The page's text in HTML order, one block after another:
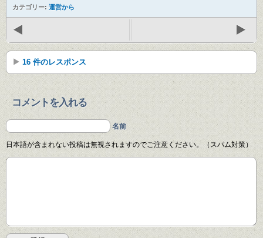
カテゴリー: 運営から
16 件のレスポンス
コメントを入れる
名前
日本語が含まれない投稿は無視されますのでご注意ください。（スパム対策）